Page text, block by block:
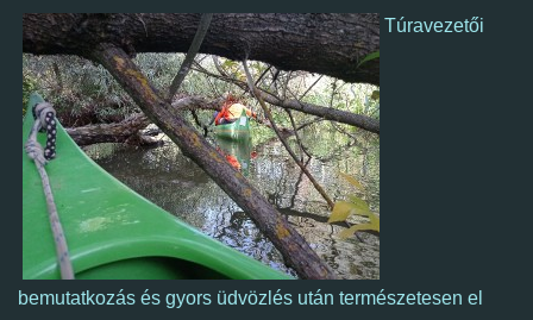
Túravezetői
bemutatkozás és gyors üdvözlés után természetesen el